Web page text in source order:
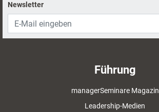
Newsletter
Führung
managerSeminare Magazin
Leadership-Medien